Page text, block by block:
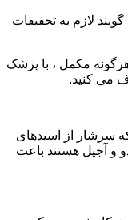
لازم به تحقیقات
مکمل ، با پزشک
می کنید.
سرشار از اسیدهای
و آجیل هستند باعث